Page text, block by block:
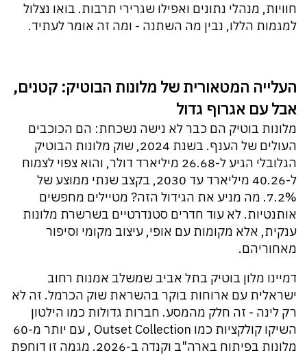
חוויות, מנהלי נתונים ואפילו שגרירי תרבות. בואו נצלול
למגמות הללו, נבין מה השתנה - ומה זה אומר לעתיד.
העלייה המטאורית של מלונות הבוטיק: קטנים,
אבל עם אגרוף גדול
מלונות בוטיק הם כבר לא נישה נשכחת: הם הכוכבים
העולים של הענף. בשנת 2024, שוק מלונות הבוטיק
הגלובלי הגיע ל-26.68 מיליארד דולר, והוא צפוי לצמוח
ל-40.26 מיליארד עד 2030, בקצב שנתי ממוצע של
7.2%. מה מניע את הגידול הזה? מטיילים מחפשים
אותנטיות. לא עוד חדרים סטנדרטיים בשרשרת מלונות
ענקית, אלא מקומות עם אופי, עיצוב מקומי וסיפור
מאחוריהם.
דמיינו מלון בוטיק בתל אביב שמשלב אמנות רחוב
ישראלית עם ארוחות בוקר בהשראת שוק הכרמל. זה לא
רק לינה - זה חלק מהמסע. חברות גדולות כמו הילטון
השיקו קולקציות כמו Outset Collection , עם יותר מ-60
מלונות בפיתוח בארה"ב וקנדה ב-2026. מגמה זו דוחפת